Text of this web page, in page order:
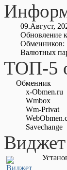
09.Август,
Обновление
Обменников:
Валютных
ТОП-5
Обменник
x-Obmen.ru
Wmbox
Wm-Privat
Savechange